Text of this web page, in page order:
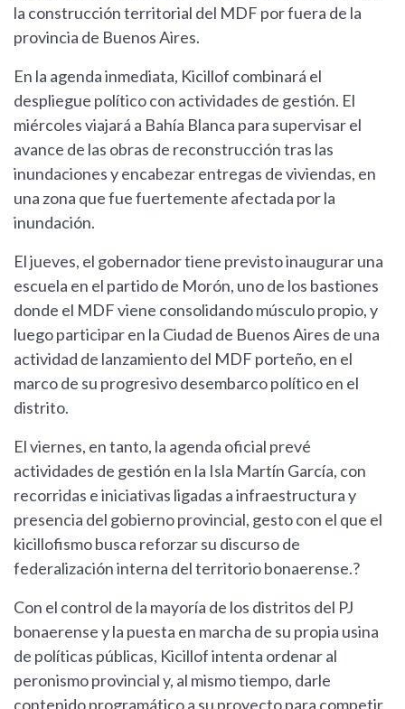
la construcción territorial del MDF por fuera de la
provincia de Buenos Aires.
En la agenda inmediata, Kicillof combinará el
despliegue político con actividades de gestión. El
miércoles viajará a Bahía Blanca para supervisar el
avance de las obras de reconstrucción tras las
inundaciones y encabezar entregas de viviendas, en
una zona que fue fuertemente afectada por la
inundación.
El jueves, el gobernador tiene previsto inaugurar una
escuela en el partido de Morón, uno de los bastiones
donde el MDF viene consolidando músculo propio, y
luego participar en la Ciudad de Buenos Aires de una
actividad de lanzamiento del MDF porteño, en el
marco de su progresivo desembarco político en el
distrito.
El viernes, en tanto, la agenda oficial prevé
actividades de gestión en la Isla Martín García, con
recorridas e iniciativas ligadas a infraestructura y
presencia del gobierno provincial, gesto con el que el
kicillofismo busca reforzar su discurso de
federalización interna del territorio bonaerense.?
Con el control de la mayoría de los distritos del PJ
bonaerense y la puesta en marcha de su propia usina
de políticas públicas, Kicillof intenta ordenar al
peronismo provincial y, al mismo tiempo, darle
contenido programático a su proyecto para competir